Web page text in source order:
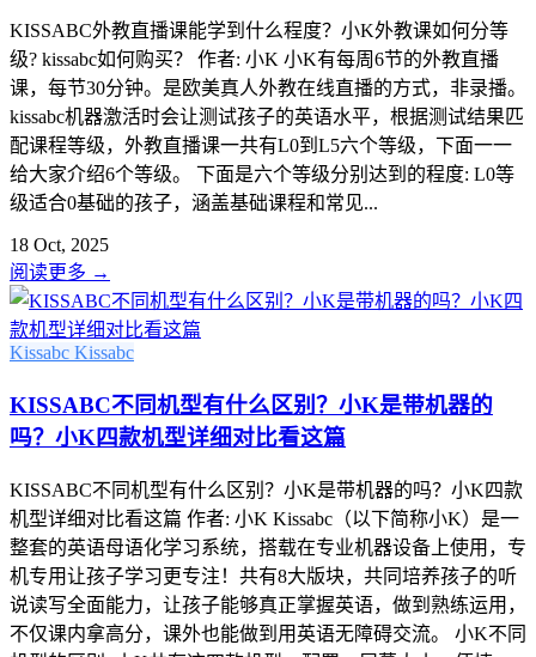
KISSABC外教直播课能学到什么程度？小K外教课如何分等
级? kissabc如何购买？ 作者: 小K 小K有每周6节的外教直播
课，每节30分钟。是欧美真人外教在线直播的方式，非录播。
kissabc机器激活时会让测试孩子的英语水平，根据测试结果匹
配课程等级，外教直播课一共有L0到L5六个等级，下面一一
给大家介绍6个等级。 下面是六个等级分别达到的程度: L0等
级适合0基础的孩子，涵盖基础课程和常见...
18 Oct, 2025
阅读更多 →
Kissabc Kissabc
KISSABC不同机型有什么区别？小K是带机器的
吗？小K四款机型详细对比看这篇
KISSABC不同机型有什么区别？小K是带机器的吗？小K四款
机型详细对比看这篇 作者: 小K Kissabc（以下简称小K）是一
整套的英语母语化学习系统，搭载在专业机器设备上使用，专
机专用让孩子学习更专注！共有8大版块，共同培养孩子的听
说读写全面能力，让孩子能够真正掌握英语，做到熟练运用，
不仅课内拿高分，课外也能做到用英语无障碍交流。 小K不同